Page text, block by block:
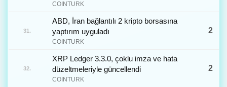
COINTURK
31.
ABD, İran bağlantılı 2 kripto borsasına
yaptırım uyguladı
COINTURK
2
32.
XRP Ledger 3.3.0, çoklu imza ve hata
düzeltmeleriyle güncellendi
COINTURK
2